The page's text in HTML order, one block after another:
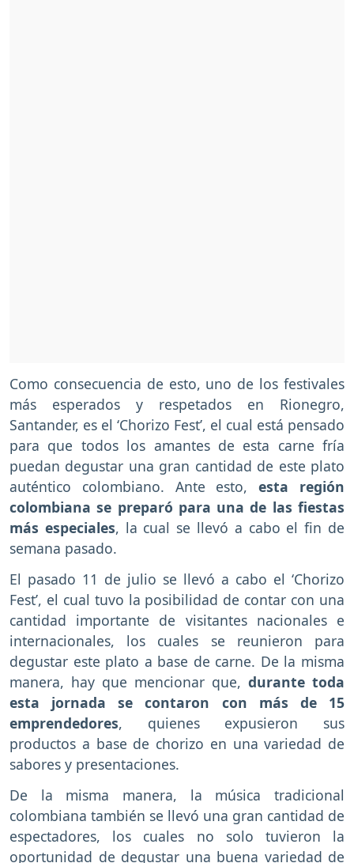
Como consecuencia de esto, uno de los festivales
más esperados y respetados en Rionegro,
Santander, es el ‘Chorizo Fest’, el cual está pensado
para que todos los amantes de esta carne fría
puedan degustar una gran cantidad de este plato
auténtico colombiano. Ante esto,esta región
colombiana se preparó para una de las fiestas
más especiales, la cual se llevó a cabo el fin de
semana pasado.
El pasado 11 de julio se llevó a cabo el ‘Chorizo
Fest’, el cual tuvo la posibilidad de contar con una
cantidad importante de visitantes nacionales e
internacionales, los cuales se reunieron para
degustar este plato a base de carne. De la misma
manera, hay que mencionar que, durante toda
esta jornada se contaron con más de 15
emprendedores, quienes expusieron sus
productos a base de chorizo en una variedad de
sabores y presentaciones.
De la misma manera, la música tradicional
colombiana también se llevó una gran cantidad de
espectadores, los cuales no solo tuvieron la
oportunidad de degustar una buena variedad de